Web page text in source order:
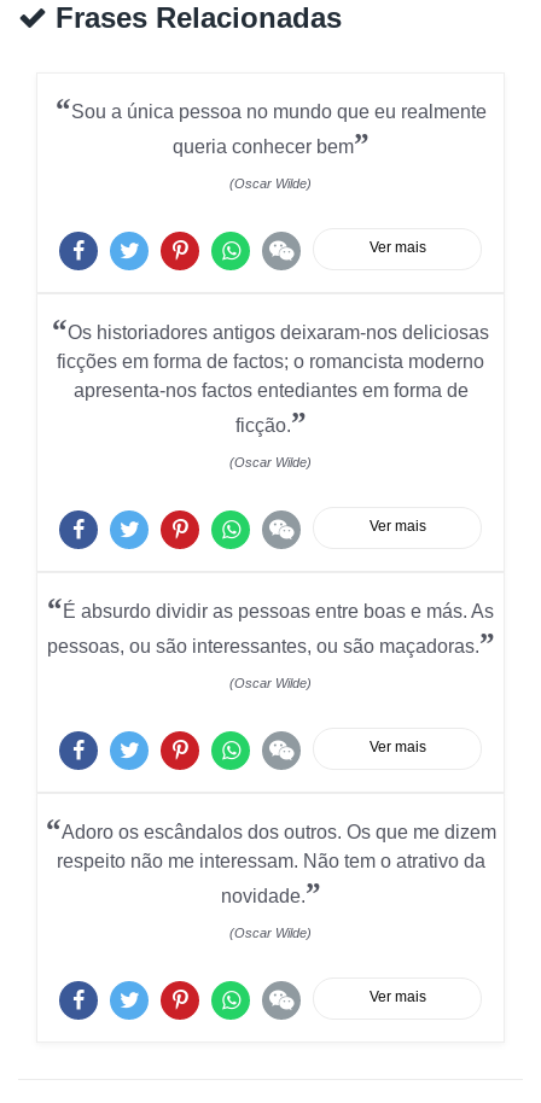
Frases Relacionadas
“Sou a única pessoa no mundo que eu realmente
queria conhecer bem”
(Oscar Wilde)
Ver mais
“Os historiadores antigos deixaram-nos deliciosas
ficções em forma de factos; o romancista moderno
apresenta-nos factos entediantes em forma de
ficção.”
(Oscar Wilde)
Ver mais
“É absurdo dividir as pessoas entre boas e más. As
pessoas, ou são interessantes, ou são maçadoras.”
(Oscar Wilde)
Ver mais
“Adoro os escândalos dos outros. Os que me dizem
respeito não me interessam. Não tem o atrativo da
novidade.”
(Oscar Wilde)
Ver mais